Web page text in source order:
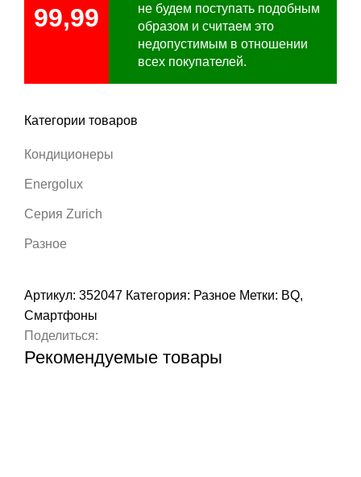
99,99
не будем поступать подобным
образом и считаем это
недопустимым в отношении
всех покупателей.
Категории товаров
Кондиционеры
Energolux
Серия Zurich
Разное
Артикул: 352047 Категория: Разное Метки: BQ,
Смартфоны
Поделиться:
Рекомендуемые товары